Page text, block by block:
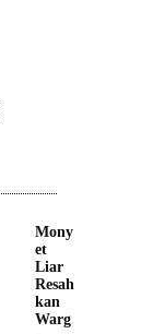
Mony
et
Liar
Resah
kan
Warg